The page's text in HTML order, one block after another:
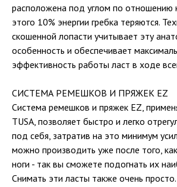
расположена под углом по отношению
этого 10% энергии гребка теряются.
скошенной лопасти учитывает эту
особенность и обеспечивает
эффективность работы ласт в ходе
СИСТЕМА РЕМЕШКОВ И ПРЯЖЕК EZ
Система ремешков и пряжек EZ,
TUSA, позволяет быстро и легко
под себя, затратив на это минимум
можно производить уже после того,
ноги - так вы сможете подогнать их
Снимать эти ласты также очень просто.